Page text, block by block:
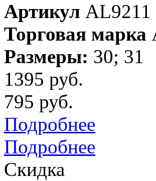
Артикул AL9211
Торговая марка
Размеры: 30; 31
1395 руб.
795 руб.
Подробнее
Подробнее
Скидка